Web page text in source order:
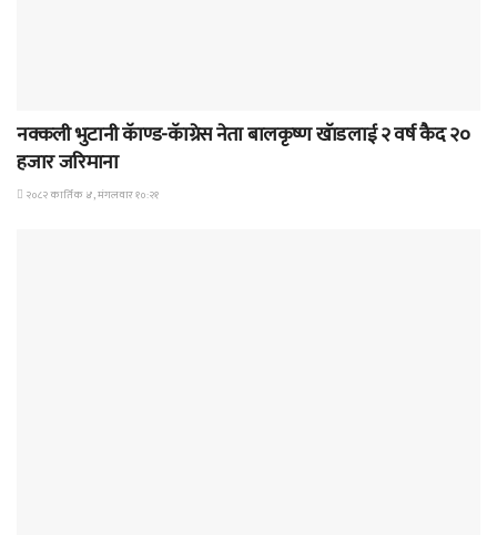
नक्कली भुटानी कॅाण्ड-कॅाग्रेस नेता बालकृष्ण खॅाडलाई २ वर्ष कैद २०
हजार जरिमाना
२०८२ कार्तिक ४, मंगलवार १०:२१